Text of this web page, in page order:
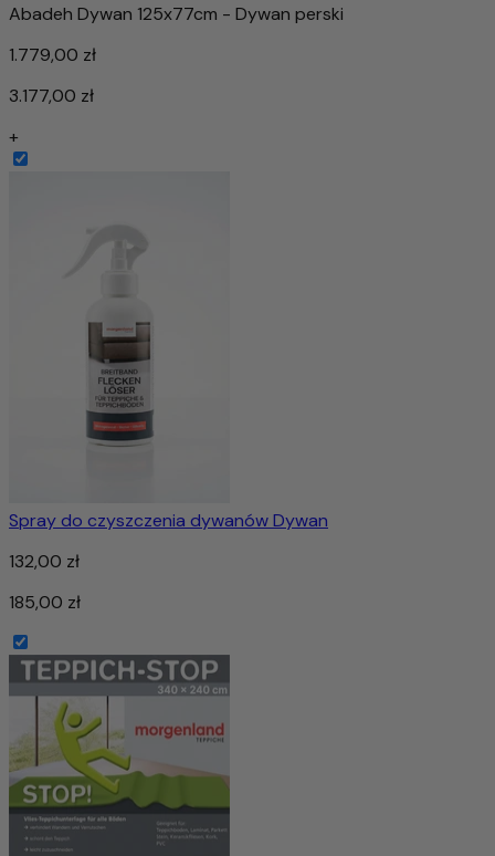
Abadeh Dywan 125x77cm - Dywan perski
1.779,00 zł
3.177,00 zł
+
Spray do czyszczenia dywanów Dywan
132,00 zł
185,00 zł